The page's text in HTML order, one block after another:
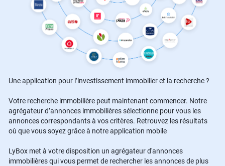
Une application pour l’investissement immobilier et la recherche ?
Votre recherche immobilière peut maintenant commencer. Notre
agrégateur d’annonces immobilières sélectionne pour vous les
annonces correspondants à vos critères. Retrouvez les résultats
où que vous soyez grâce à notre application mobile
LyBox met à votre disposition un agrégateur d'annonces
immobilières qui vous permet de rechercher les annonces de plus